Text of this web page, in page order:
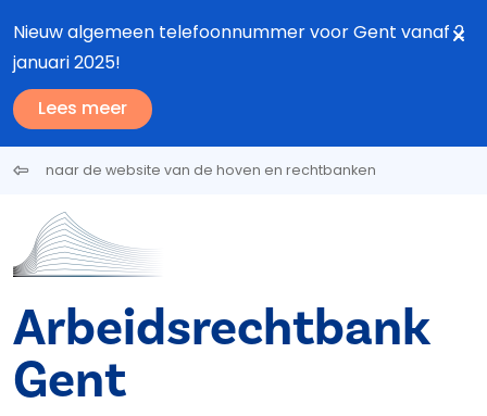
Nieuw algemeen telefoonnummer voor Gent vanaf 2
januari 2025!
Lees meer
naar de website van de hoven en rechtbanken
Arbeidsrechtbank
Gent